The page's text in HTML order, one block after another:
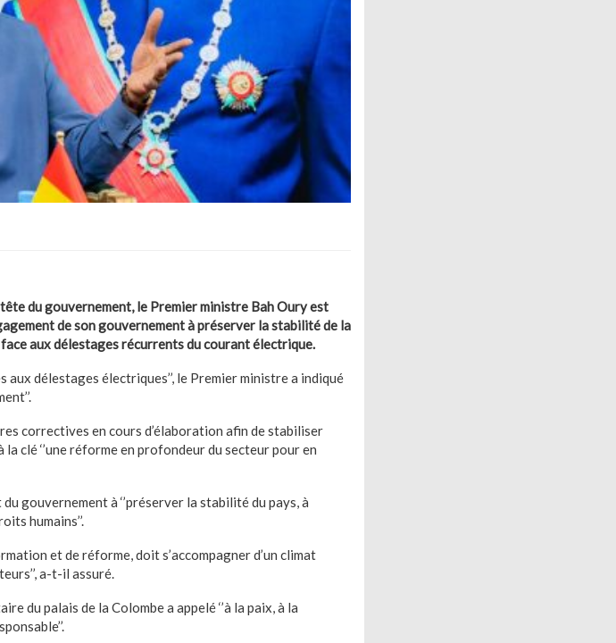
du gouvernement, le Premier ministre Bah Oury est
de son gouvernement à préserver la stabilité de la
aux délestages récurrents du courant électrique.
délestages électriques’’, le Premier ministre a indiqué
correctives en cours d’élaboration afin de stabiliser
clé ‘’une réforme en profondeur du secteur pour en
gouvernement à ‘’préserver la stabilité du pays, à
humains’’.
et de réforme, doit s’accompagner d’un climat
a-t-il assuré.
du palais de la Colombe a appelé ‘’à la paix, à la